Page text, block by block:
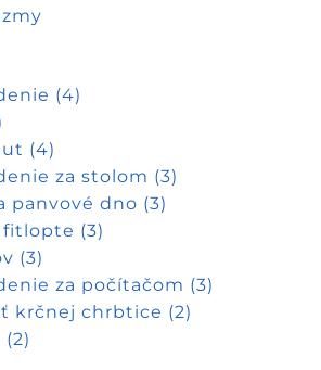
(4)
(4)
za stolom (3)
panvové dno (3)
fitlopte (3)
(3)
za počítačom (3)
krčnej chrbtice (2)
(2)